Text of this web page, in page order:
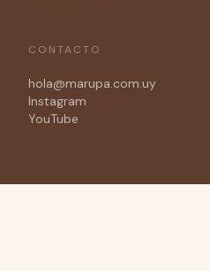
CONTACTO
hola@marupa.com.uy
Instagram
YouTube